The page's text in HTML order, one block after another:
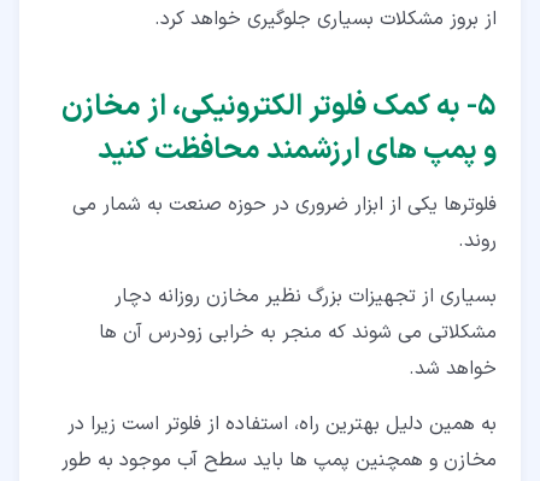
از بروز مشکلات بسیاری جلوگیری خواهد کرد.
۵‏- به کمک فلوتر الکترونیکی، از مخازن
و پمپ های ارزشمند محافظت کنید
فلوترها یکی از ابزار ضروری در حوزه صنعت به شمار می
روند.
بسیاری از تجهیزات بزرگ نظیر مخازن روزانه دچار
مشکلاتی می شوند که منجر به خرابی زودرس آن ها
خواهد شد.
به همین دلیل بهترین راه، استفاده از فلوتر است زیرا در
مخازن و همچنین پمپ ها باید سطح آب موجود به طور